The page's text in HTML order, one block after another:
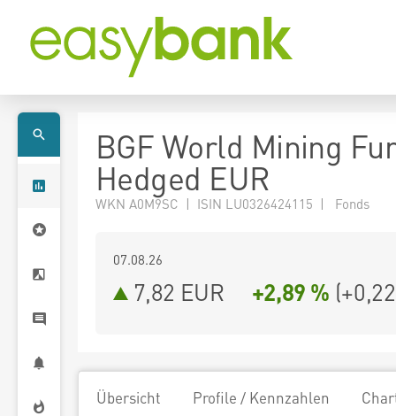
BGF World Mining
Hedged EUR
WKN A0M9SC | ISIN LU0326424115 | Fonds
07.08.26
7,82 EUR +2,89 % (+0,22
Übersicht Profile / Kennzahlen